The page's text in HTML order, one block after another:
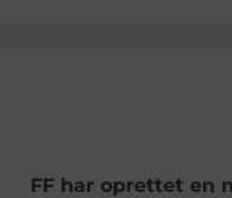
FF har oprettet en